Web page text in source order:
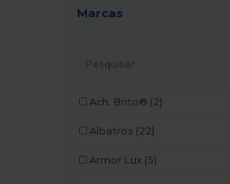
Marcas
Ach. Brito® (2)
Albatros (22)
Armor Lux (5)